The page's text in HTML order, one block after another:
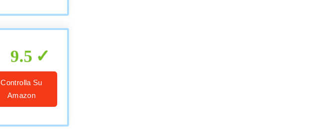
9.5
Controlla Su
Amazon